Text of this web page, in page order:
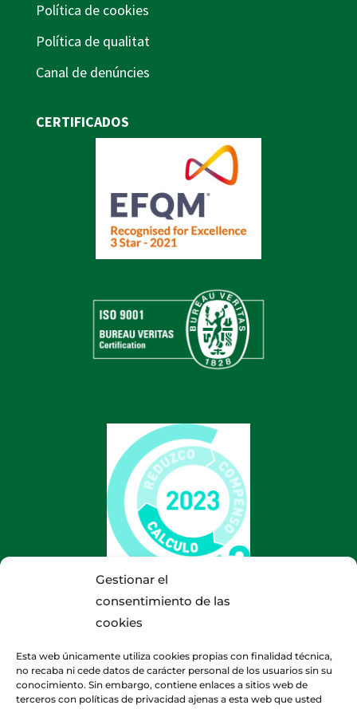
Gestionar el
consentimiento de las
cookies
Esta web únicamente utiliza cookies propias con finalidad técnica,
no recaba ni cede datos de carácter personal de los usuarios sin su
conocimiento. Sin embargo, contiene enlaces a sitios web de
terceros con políticas de privacidad ajenas a esta web que usted
Política de cookies
Política de qualitat
Canal de denúncies
CERTIFICADOS